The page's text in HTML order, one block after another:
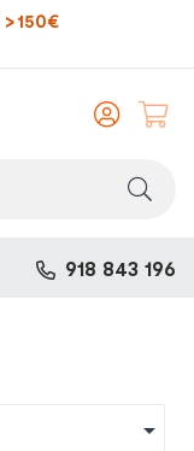
>150€
Iniciar
918 843 196
